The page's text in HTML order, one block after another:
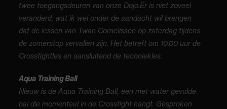
twee toegangsdeuren van onze Dojo.Er is niet zoveel
veranderd, wat ik wel onder de aandacht wil brengen
dat de lessen van Twan Cornelissen op zaterdag tijdens
de zomerstop vervallen zijn. Het betreft om 10.00 uur de
Crossfightles en aansluitend de techniekles.
Aqua Training Ball
Nieuw is de Aqua Training Ball, een met water gevulde
bal die momenteel in de Crossfight hangt. Gesproken